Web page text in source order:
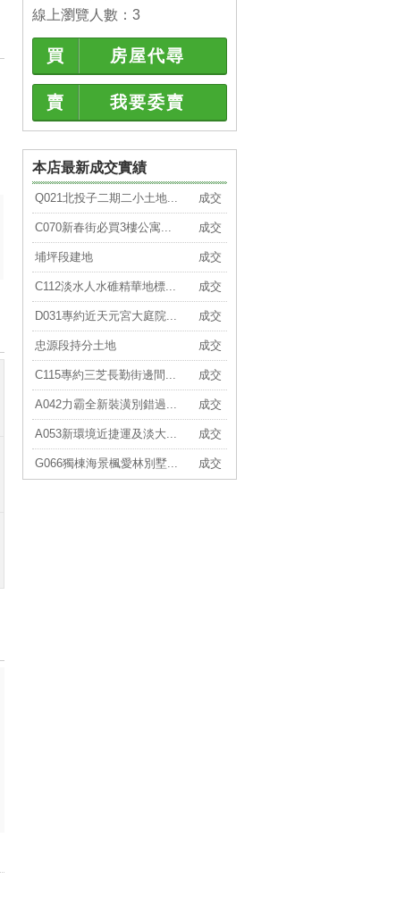
線上瀏覽人數：3
買 房屋代尋
賣 我要委賣
本店最新成交實績
Q021北投子二期二小土地... 成交
C070新春街必買3樓公寓... 成交
埔坪段建地 成交
C112淡水人水碓精華地標... 成交
D031專約近天元宮大庭院... 成交
忠源段持分土地 成交
C115專約三芝長勤街邊間... 成交
A042力霸全新裝潢別錯過... 成交
A053新環境近捷運及淡大... 成交
G066獨棟海景楓愛林別墅... 成交